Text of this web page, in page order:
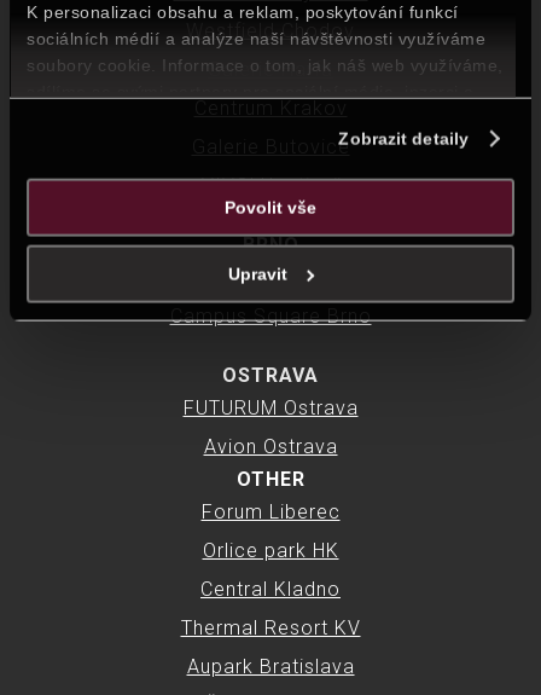
K personalizaci obsahu a reklam, poskytování funkcí
sociálních médií a analýze naší návštěvnosti využíváme
soubory cookie. Informace o tom, jak náš web využíváme,
informacemi, které jste jim poskytli nebo které jste získali v
Zobrazit detaily
Povolit vše
Upravit
Westfield Chodov
Galerie Harfa
Galerie Butovice
VIVO! Hostivař
BRNO
LETMO Brno
Campus Square Brno
OSTRAVA
FUTURUM Ostrava
Avion Ostrava
OTHER
Forum Liberec
Orlice park HK
Central Kladno
Thermal Resort KV
Aupark Bratislava